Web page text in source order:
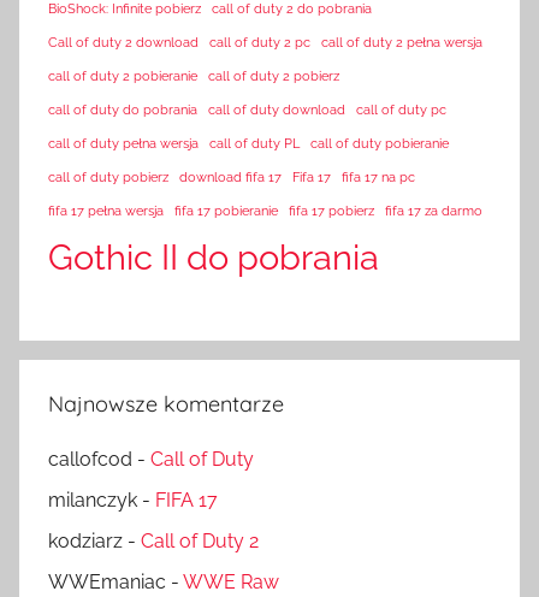
BioShock: Infinite pobierz call of duty 2 do pobrania
Call of duty 2 download call of duty 2 pc call of duty 2 pełna wersja
call of duty 2 pobieranie call of duty 2 pobierz
call of duty do pobrania call of duty download call of duty pc
call of duty pełna wersja call of duty PL call of duty pobieranie
call of duty pobierz download fifa 17 Fifa 17 fifa 17 na pc
fifa 17 pełna wersja fifa 17 pobieranie fifa 17 pobierz fifa 17 za darmo
Gothic II do pobrania
Najnowsze komentarze
callofcod - Call of Duty
milanczyk - FIFA 17
kodziarz - Call of Duty 2
WWEmaniac - WWE Raw